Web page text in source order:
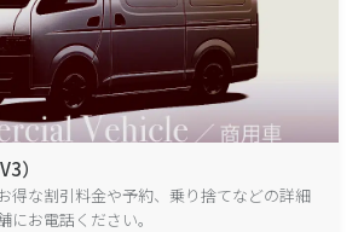
）
得な割引料金や予約、乗り捨てなどの詳細
にお電話ください。